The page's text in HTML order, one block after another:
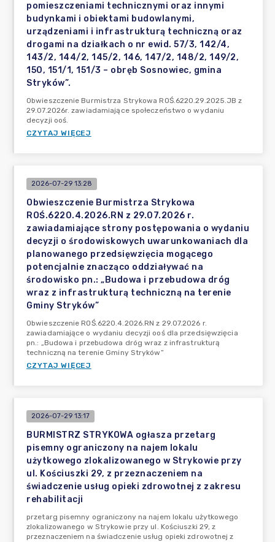
pomieszczeniami technicznymi oraz innymi
budynkami i obiektami budowlanymi,
urządzeniami i infrastrukturą techniczną oraz
drogami na działkach o nr ewid. 57/3, 142/4,
143/2, 144/2, 145/2, 146, 147/2, 148/2, 149/2,
150, 151/1, 151/3 – obręb Sosnowiec, gmina
Stryków”.
Obwieszczenie Burmistrza Strykowa ROŚ.6220.29.2025.JB z
29.07.2026r. zawiadamiające społeczeństwo o wydaniu
decyzji ooś.
CZYTAJ WIĘCEJ
2026-07-29 13:28
Obwieszczenie Burmistrza Strykowa
ROŚ.6220.4.2026.RN z 29.07.2026 r.
zawiadamiające strony postępowania o wydaniu
decyzji o środowiskowych uwarunkowaniach dla
planowanego przedsięwzięcia mogącego
potencjalnie znacząco oddziaływać na
środowisko pn.: „Budowa i przebudowa dróg
wraz z infrastrukturą techniczną na terenie
Gminy Stryków”
Obwieszczenie ROŚ.6220.4.2026.RN z 29.07.2026 r.
zawiadamiające o wydaniu decyzji ooś dla przedsięwzięcia
pn.: „Budowa i przebudowa dróg wraz z infrastrukturą
techniczną na terenie Gminy Stryków”
CZYTAJ WIĘCEJ
2026-07-29 13:17
BURMISTRZ STRYKOWA ogłasza przetarg
pisemny ograniczony na najem lokalu
użytkowego zlokalizowanego w Strykowie przy
ul. Kościuszki 29, z przeznaczeniem na
świadczenie usług opieki zdrowotnej z zakresu
rehabilitacji
przetarg pisemny ograniczony na najem lokalu użytkowego
zlokalizowanego w Strykowie przy ul. Kościuszki 29, z
przeznaczeniem na świadczenie usług opieki zdrowotnej z